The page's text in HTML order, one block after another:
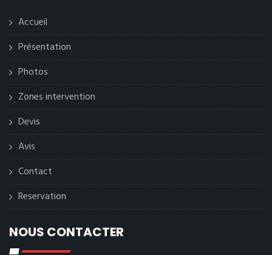
Accueil
Présentation
Photos
Zones intervention
Devis
Avis
Contact
Reservation
NOUS CONTACTER